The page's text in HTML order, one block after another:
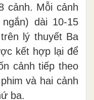
cảnh. Mỗi cảnh
dài 10-15
lý thuyết Ba
kết hợp lại để
cảnh tiếp theo
và hai cảnh
ba.